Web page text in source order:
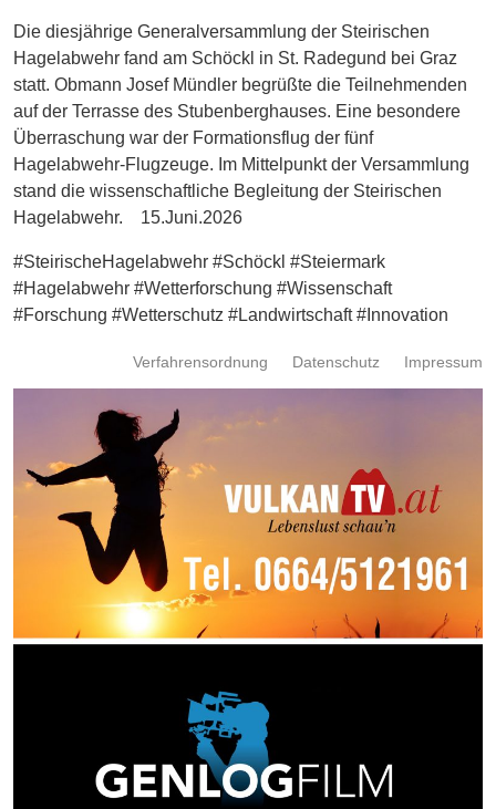
Schnöll
gfrogt
Zonen
Podcast
Die diesjährige Generalversammlung der Steirischen
Hagelabwehr fand am Schöckl in St. Radegund bei Graz
statt. Obmann Josef Mündler begrüßte die Teilnehmenden
auf der Terrasse des Stubenberghauses. Eine besondere
Überraschung war der Formationsflug der fünf
Hagelabwehr-Flugzeuge. Im Mittelpunkt der Versammlung
stand die wissenschaftliche Begleitung der Steirischen
Hagelabwehr. 15.Juni.2026
#SteirischeHagelabwehr #Schöckl #Steiermark
#Hagelabwehr #Wetterforschung #Wissenschaft
#Forschung #Wetterschutz #Landwirtschaft #Innovation
Impressum
Datenschutz
Verfahrensordnung